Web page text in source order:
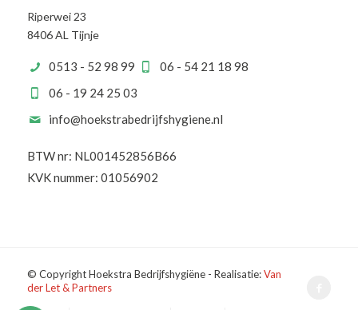
Riperwei 23
8406 AL Tijnje
0513 - 52 98 99
06 - 54 21 18 98
06 - 19 24 25 03
info@hoekstrabedrijfshygiene.nl
BTW nr: NL001452856B66
KVK nummer: 01056902
© Copyright Hoekstra Bedrijfshygiëne - Realisatie:Van
der Let & Partners